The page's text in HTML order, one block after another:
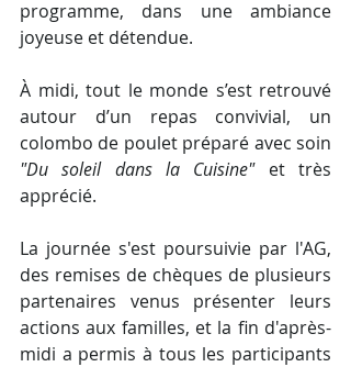
programme, dans une ambiance
joyeuse et détendue.
À midi, tout le monde s’est retrouvé
autour d’un repas convivial, un
"Du soleil dans la Cuisine" et très
apprécié.
La journée s'est poursuivie par l'AG,
des remises de chèques de plusieurs
partenaires venus présenter leurs
actions aux familles, et la fin d'après-
midi a permis à tous les participants